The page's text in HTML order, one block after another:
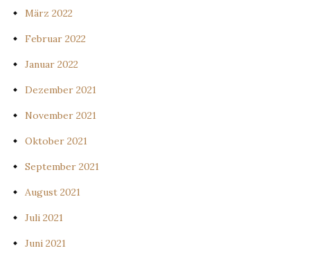
März 2022
Februar 2022
Januar 2022
Dezember 2021
November 2021
Oktober 2021
September 2021
August 2021
Juli 2021
Juni 2021